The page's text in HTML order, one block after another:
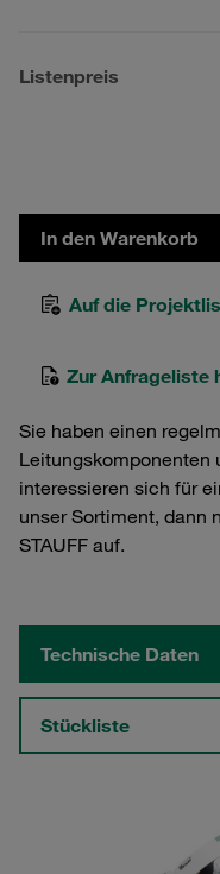
Listenpreis
In den Warenkorb
Auf die
Zur Anfrageliste
Sie haben einen
Leitungskomponenten
interessieren sich für
unser Sortiment, dann
STAUFF auf.
Technische Daten
Stückliste